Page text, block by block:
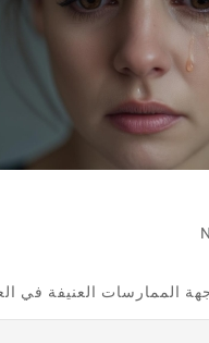
الممارسات العنيفة في